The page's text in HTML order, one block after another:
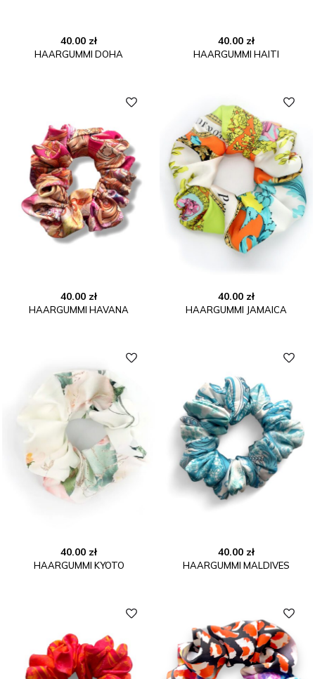
40.00 zł
HAARGUMMI DOHA
40.00 zł
HAARGUMMI HAITI
40.00 zł
HAARGUMMI HAVANA
40.00 zł
HAARGUMMI JAMAICA
40.00 zł
HAARGUMMI KYOTO
40.00 zł
HAARGUMMI MALDIVES